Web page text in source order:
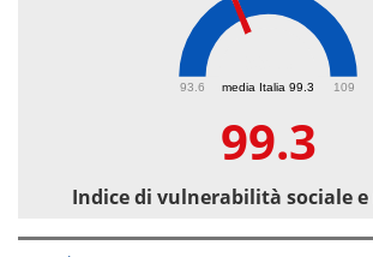
media Italia 99.3
93.6 109
99.3
Indice di vulnerabilità sociale